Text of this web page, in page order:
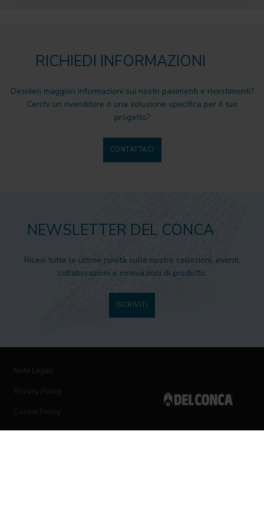
RICHIEDI INFORMAZIONI
Desideri maggiori informazioni sui nostri pavimenti e rivestimenti?
Cerchi un rivenditore o una soluzione specifica per il tuo
progetto?
CONTATTACI
NEWSLETTER DEL CONCA
Ricevi tutte le ultime novità sulle nostre collezioni, eventi,
collaborazioni e innovazioni di prodotto.
ISCRIVITI
Note Legali
Privacy Policy
Cookie Policy